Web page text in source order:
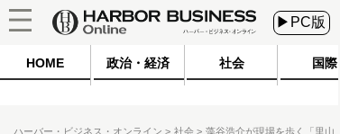
▶PC版
HOME 政治・経済 社会 国際
ハーバー・ビジネス・オンライン 社会
藻谷浩介が現場を歩く「里山